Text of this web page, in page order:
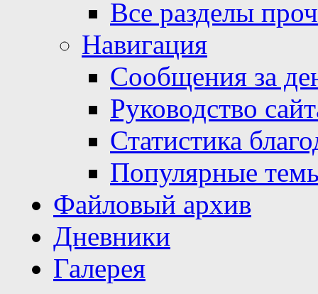
Все разделы
Навигация
Сообщения за
Руководство
Статистика
Популярные
Файловый архив
Дневники
Галерея